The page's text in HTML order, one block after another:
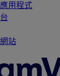
用程式
站